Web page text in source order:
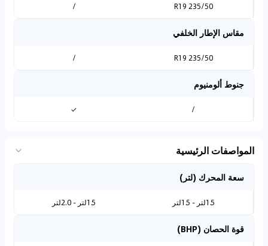
235/50 R19
/
مقاس الإطار الخلفي
235/50 R19
/
جنوط ألومنيوم
/
✓
المواصفات الرئيسية
سعة المحرك (لتر)
1.5لتر - 1.5لتر 1.5لتر - 2.0لتر
قوة الحصان (BHP)